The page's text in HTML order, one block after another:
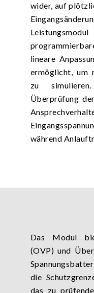
wider, auf
lineare
ermöglicht, um
zu
Überprüfung
während
Das Modul
(OVP) und
die
das zu